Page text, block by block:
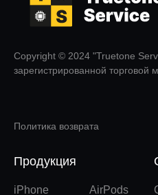
Copyright © 2024 "Truetone
зарегистрированной
Политика возврата
Продукция
iPhone AirPods